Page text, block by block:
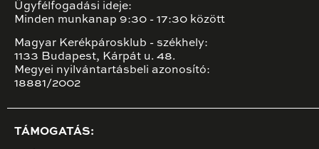
Ügyfélfogadási ideje:
Minden munkanap 9:30 - 17:30 között
Magyar Kerékpárosklub - székhely:
1133 Budapest, Kárpát u. 48.
Megyei nyilvántartásbeli azonosító:
18881/2002
TÁMOGATÁS: